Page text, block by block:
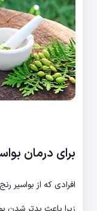
برای درمان
افرادی که از بواسیر